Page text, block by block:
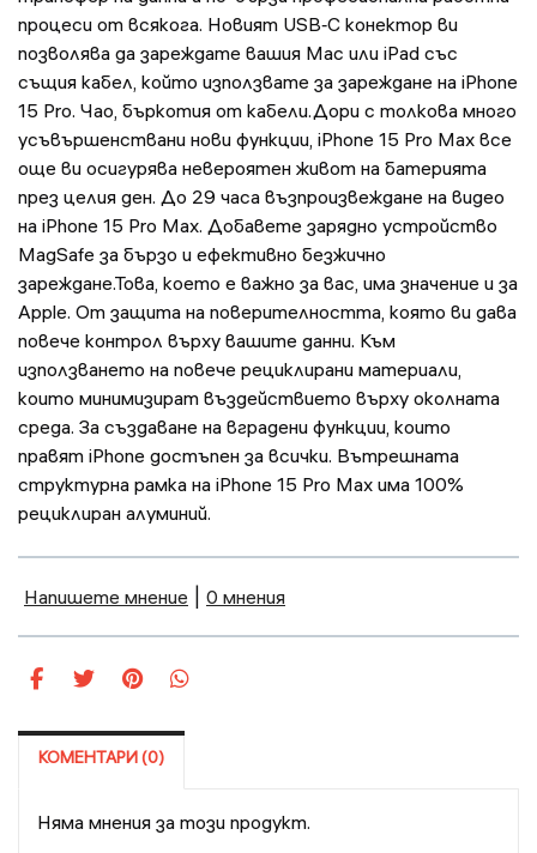
процеси от всякога. Новият USB‑C конектор ви
позволява да зареждате вашия Mac или iPad със
същия кабел, който използвате за зареждане на iPhone
15 Pro. Чао, бъркотия от кабели.Дори с толкова много
усъвършенствани нови функции, iPhone 15 Pro Max все
още ви осигурява невероятен живот на батерията
през целия ден. До 29 часа възпроизвеждане на видео
на iPhone 15 Pro Max. Добавете зарядно устройство
MagSafe за бързо и ефективно безжично
зареждане.Това, което е важно за вас, има значение и за
Apple. От защита на поверителността, която ви дава
повече контрол върху вашите данни. Към
използването на повече рециклирани материали,
които минимизират въздействието върху околната
среда. За създаване на вградени функции, които
правят iPhone достъпен за всички. Вътрешната
структурна рамка на iPhone 15 Pro Max има 100%
рециклиран алуминий.
Напишете мнение 0 мнения
КОМЕНТАРИ (0)
Няма мнения за този продукт.